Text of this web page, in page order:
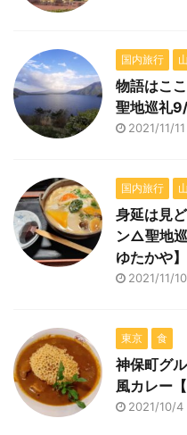
国内旅行
物語はこ
聖地巡礼
2021/11/11
国内旅行
身延は見
ン△聖地
ゆたかや】
2021/11/10
東京 食
神保町グ
風カレー
2021/10/4